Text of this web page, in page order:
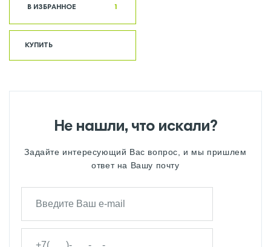
В ИЗБРАННОЕ 1
КУПИТЬ
Не нашли, что искали?
Задайте интересующий Вас вопрос, и мы пришлем
ответ на Вашу почту